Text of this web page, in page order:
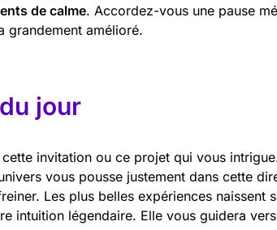
de calme. Accordez-vous une pause
grandement amélioré.
jour
invitation ou ce projet qui vous
vous pousse justement dans cette
Les plus belles expériences naissent
intuition légendaire. Elle vous guidera